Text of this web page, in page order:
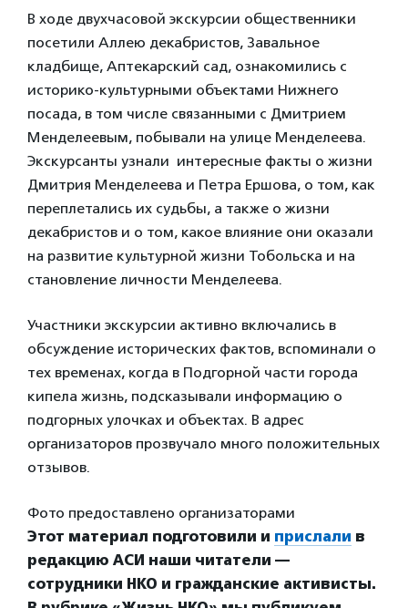
В ходе двухчасовой экскурсии общественники
посетили Аллею декабристов, Завальное
кладбище, Аптекарский сад, ознакомились с
историко-культурными объектами Нижнего
посада, в том числе связанными с Дмитрием
Менделеевым, побывали на улице Менделеева.
Экскурсанты узнали интересные факты о жизни
Дмитрия Менделеева и Петра Ершова, о том, как
переплетались их судьбы, а также о жизни
декабристов и о том, какое влияние они оказали
на развитие культурной жизни Тобольска и на
становление личности Менделеева.
Участники экскурсии активно включались в
обсуждение исторических фактов, вспоминали о
тех временах, когда в Подгорной части города
кипела жизнь, подсказывали информацию о
подгорных улочках и объектах. В адрес
организаторов прозвучало много положительных
отзывов.
Фото предоставлено организаторами
Этот материал подготовили и прислали в
редакцию АСИ наши читатели —
сотрудники НКО и гражданские активисты.